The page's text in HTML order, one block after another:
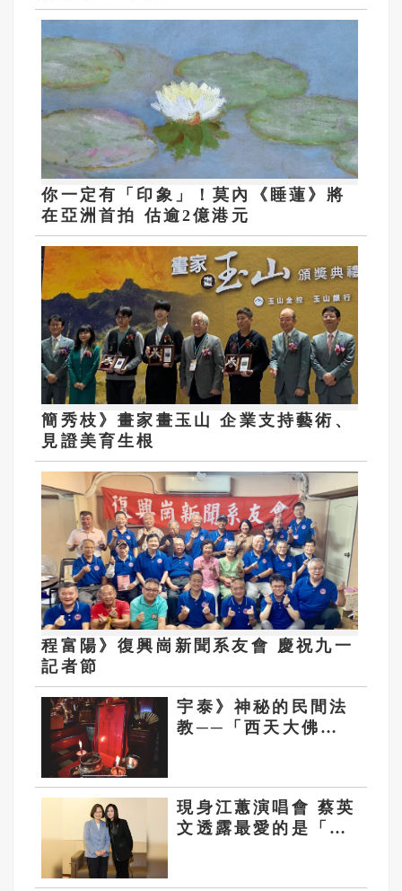
你一定有「印象」！莫內《睡蓮》將
在亞洲首拍 估逾2億港元
簡秀枝》畫家畫玉山 企業支持藝術、
見證美育生根
程富陽》復興崗新聞系友會 慶祝九一
記者節
宇泰》神秘的民間法
教──「西天大佛
現身江蕙演唱會 蔡英
文透露最愛的是「這